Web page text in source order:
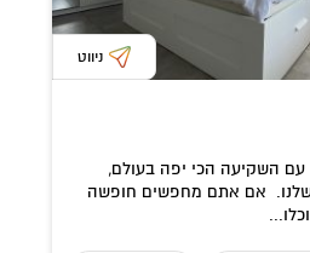
ניווט
עם השקיעה הכי יפה בעולם,
שלנו. אם אתם מחפשים חופשה